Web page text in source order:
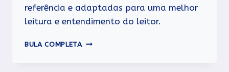
referência e adaptadas para uma melhor
leitura e entendimento do leitor.
BULA COMPLETA FLAVONID